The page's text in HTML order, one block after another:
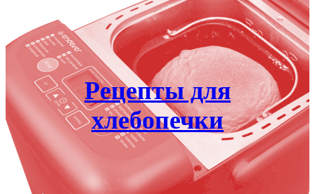
Рецепты для
хлебопечки